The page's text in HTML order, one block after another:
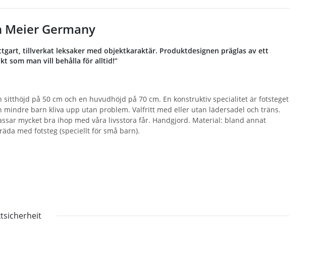
Meier Germany
tillverkat leksaker med objektkaraktär. Produktdesignen präglas av ett
som man vill behålla för alltid!”
på 50 cm och en huvudhöjd på 70 cm. En konstruktiv specialitet är fotsteget
mindre barn kliva upp utan problem. Valfritt med eller utan lädersadel och träns.
mycket bra ihop med våra livsstora får. Handgjord. Material: bland annat
med fotsteg (speciellt för små barn).